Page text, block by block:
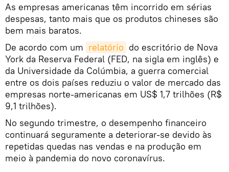
As empresas americanas têm incorrido em sérias
despesas, tanto mais que os produtos chineses são
bem mais baratos.
De acordo com um relatório do escritório de Nova
York da Reserva Federal (FED, na sigla em inglês) e
da Universidade da Colúmbia, a guerra comercial
entre os dois países reduziu o valor de mercado das
empresas norte-americanas em US$ 1,7 trilhões (R$
9,1 trilhões).
No segundo trimestre, o desempenho financeiro
continuará seguramente a deteriorar-se devido às
repetidas quedas nas vendas e na produção em
meio à pandemia do novo coronavírus.